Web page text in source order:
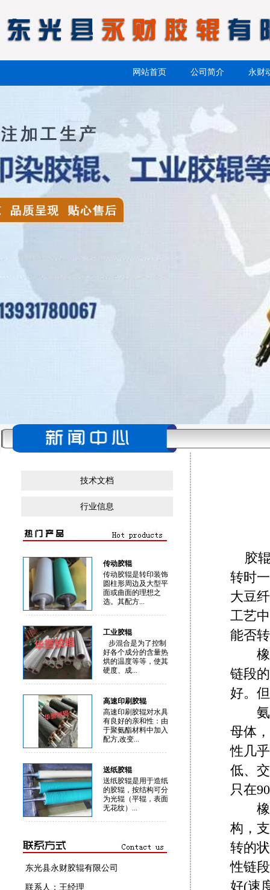
网站首页 公司简介 永财
技术文档
行业信息
传动胶辊
传动胶辊是转印装饰
圆柱形周边及大型平
面或曲面的理想之
选。其配方...
工业胶辊
步混合是为了控制
好各个成分的含量热
烘的温度等等，使其
硬度、成...
高速印刷胶辊
高速印刷胶辊对水具
有良好的亲和性：由
于聚氨酯材料中加入
配方,改变...
送纸胶辊
送纸胶辊是用于造纸
的胶辊，按结构可分
为光辊（平辊，表面
无花纹）...
东光县永财胶辊有限公司
联系人：王经理
胶
转时
大豆
工艺
能否
橡胶
链段
好。
氨纶
母体
性几
低、
只在
橡胶
构，
转的
性链
好(速